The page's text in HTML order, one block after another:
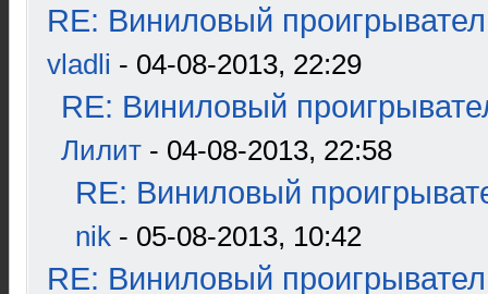
RE: Виниловый
vladli - 04-08-2013, 22:29
RE: Виниловый
Лилит - 04-08-2013, 22:58
RE: Виниловый
nik - 05-08-2013, 10:42
RE: Виниловый